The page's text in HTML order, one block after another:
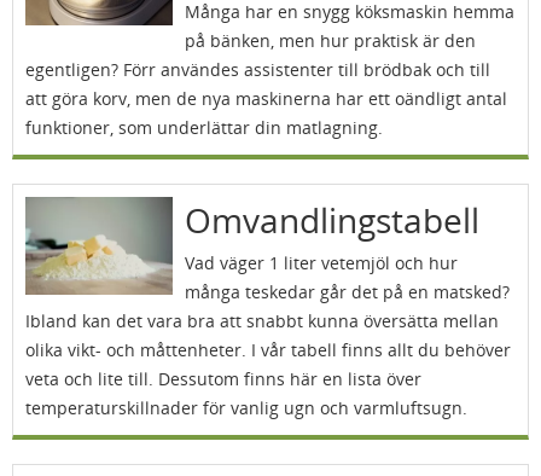
Många har en snygg köksmaskin hemma
på bänken, men hur praktisk är den
egentligen? Förr användes assistenter till brödbak och till
att göra korv, men de nya maskinerna har ett oändligt antal
funktioner, som underlättar din matlagning.
Omvandlingstabell
Vad väger 1 liter vetemjöl och hur
många teskedar går det på en matsked?
Ibland kan det vara bra att snabbt kunna översätta mellan
olika vikt- och måttenheter. I vår tabell finns allt du behöver
veta och lite till. Dessutom finns här en lista över
temperaturskillnader för vanlig ugn och varmluftsugn.